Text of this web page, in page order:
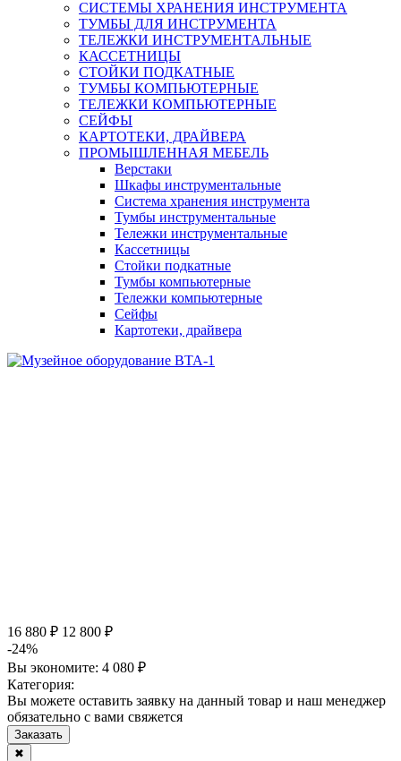
СИСТЕМЫ ХРАНЕНИЯ ИНСТРУМЕНТА
ТУМБЫ ДЛЯ ИНСТРУМЕНТА
ТЕЛЕЖКИ ИНСТРУМЕНТАЛЬНЫЕ
КАССЕТНИЦЫ
СТОЙКИ ПОДКАТНЫЕ
ТУМБЫ КОМПЬЮТЕРНЫЕ
ТЕЛЕЖКИ КОМПЬЮТЕРНЫЕ
СЕЙФЫ
КАРТОТЕКИ, ДРАЙВЕРА
ПРОМЫШЛЕННАЯ МЕБЕЛЬ
Верстаки
Шкафы инструментальные
Система хранения инструмента
Тумбы инструментальные
Тележки инструментальные
Кассетницы
Стойки подкатные
Тумбы компьютерные
Тележки компьютерные
Сейфы
Картотеки, драйвера
16 880 ₽ 12 800 ₽
-24%
Вы экономите: 4 080 ₽
Категория:
Вы можете оставить заявку на данный товар и наш менеджер
обязательно с вами свяжется
Заказать
✖